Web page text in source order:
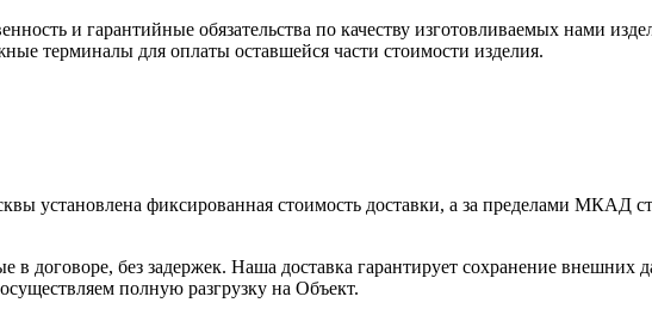
и гарантийные обязательства по качеству изготовливаемых нами
терминалы для оплаты оставшейся части стоимости изделия.
установлена фиксированная стоимость доставки, а за пределами МКАД
договоре, без задержек. Наша доставка гарантирует сохранение
полную разгрузку на Объект.